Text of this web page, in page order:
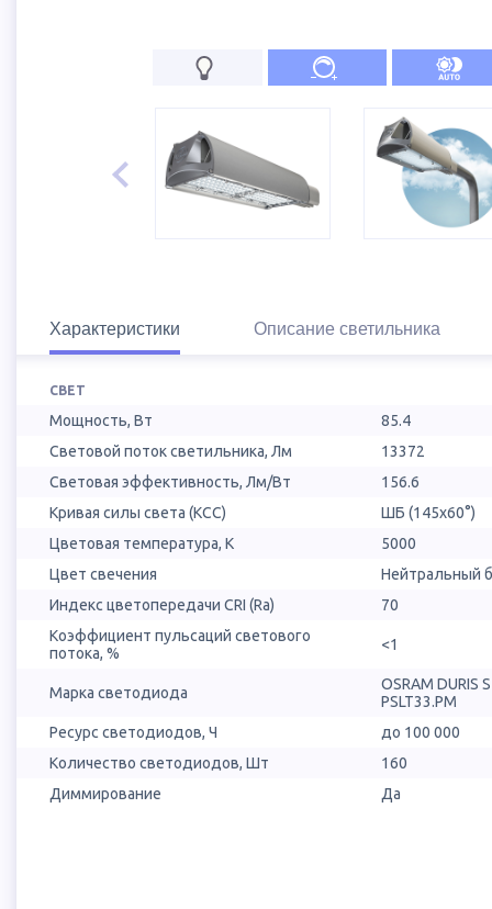
Характеристики Описание светильника
СВЕТ
Мощность, Вт
85.4
Световой поток светильника, Лм
13372
Световая эффективность, Лм/Вт
156.6
Кривая силы света (КСС)
ШБ (145х60°)
Цветовая температура, К
5000
Цвет свечения
Нейтральный
Индекс цветопередачи CRI (Ra)
70
Коэффициент пульсаций светового
потока, %
<1
Марка светодиода
OSRAM DURIS
PSLT33.PM
Ресурс светодиодов, Ч
до 100 000
Количество светодиодов, Шт
160
Диммирование
Да